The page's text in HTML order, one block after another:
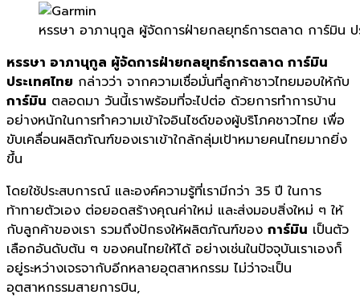
หรรษา อาภานุกูล ผู้จัดการฝ่ายกลยุทธ์การตลาด การ์มิน ป
หรรษา อาภานุกูล ผู้จัดการฝ่ายกลยุทธ์การตลาด การ์มิน
ประเทศไทย กล่าวว่า จากความเชื่อมั่นที่ลูกค้าชาวไทยมอบให้กับ
การ์มิน ตลอดมา วันนี้เราพร้อมที่จะไปต่อ ด้วยการทำการบ้าน
อย่างหนักในการทำความเข้าใจอินไซด์ของผู้บริโภคชาวไทย เพื่อ
ขับเคลื่อนผลิตภัณฑ์ของเราเข้าใกล้กลุ่มเป้าหมายคนไทยมากยิ่ง
ขึ้น
โดยใช้ประสบการณ์ และองค์ความรู้ที่เรามีกว่า 35 ปี ในการ
ท้าทายตัวเอง ต่อยอดสร้างคุณค่าใหม่ และส่งมอบสิ่งใหม่ ๆ ให้
กับลูกค้าของเรา รวมถึงปักธงให้ผลิตภัณฑ์ของ การ์มิน เป็นตัว
เลือกอันดับต้น ๆ ของคนไทยให้ได้ อย่างเช่นในปัจจุบันเราเองก็
อยู่ระหว่างเจรจากับอีกหลายอุตสาหกรรม ไม่ว่าจะเป็น
อุตสาหกรรมสายการบิน,